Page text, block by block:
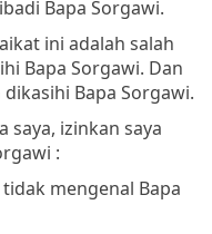
Bapa Sorgawi.
ini adalah salah
Bapa Sorgawi. Dan
dikasihi Bapa Sorgawi.
saya, izinkan saya
:
mengenal Bapa